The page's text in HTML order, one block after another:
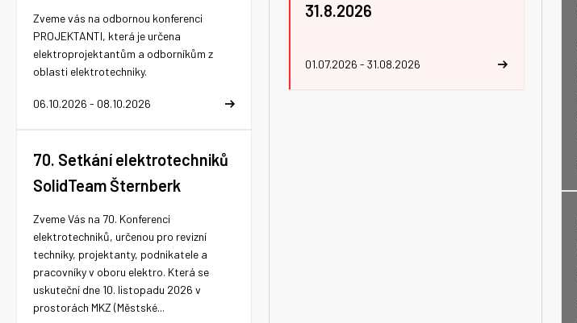
06.10.2026 - 08.10.2026
Zveme vás na odbornou konferenci
PROJEKTANTI, která je určena
elektroprojektantům a odborníkům z
oblasti elektrotechniky.
70. Setkání elektrotechniků
SolidTeam Šternberk
Zveme Vás na 70. Konferenci
elektrotechniků, určenou pro revizní
techniky, projektanty, podnikatele a
pracovníky v oboru elektro. Která se
uskuteční dne 10. listopadu 2026 v
prostorách MKZ (Městské...
31.8.2026
01.07.2026 - 31.08.2026